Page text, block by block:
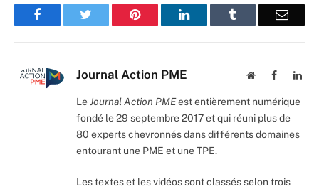
Facebook Pinterest LinkedIn Email
Journal Action PME WebsiteFacebook
LeJournal Action PMEest entièrement numérique
fondé le 29 septembre 2017 et qui réuni plus de
80 experts chevronnés dans différents domaines
entourant une PME et une TPE.
Les textes et les vidéos sont classés selon trois